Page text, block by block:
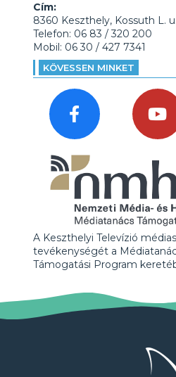
Cím:
8360 Keszthely, Kossuth L.
Telefon: 06 83 / 320 200
Mobil: 06 30 / 427 7341
KÖVESSEN MINKET
A Keszthelyi Televízió
tevékenységét a
Támogatási Program